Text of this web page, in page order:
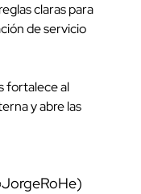
claras para
de servicio
fortalece al
y abre las